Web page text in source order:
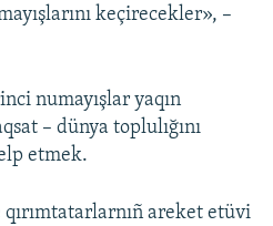
keçirecekler», –
numayışlar yaqın
– dünya toplulığını
etmek.
areket etüvi